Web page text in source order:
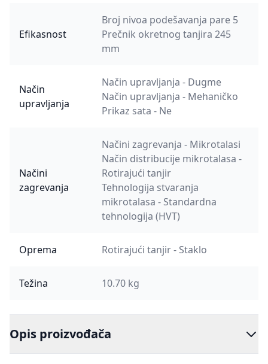
Efikasnost
Broj nivoa podešavanja pare 5
Prečnik okretnog tanjira 245
mm
Način
upravljanja
Način upravljanja - Dugme
Način upravljanja - Mehaničko
Prikaz sata - Ne
Načini
zagrevanja
Načini zagrevanja - Mikrotalasi
Način distribucije mikrotalasa -
Rotirajući tanjir
Tehnologija stvaranja
mikrotalasa - Standardna
tehnologija (HVT)
Oprema Rotirajući tanjir - Staklo
Težina 10.70 kg
Opis proizvođača